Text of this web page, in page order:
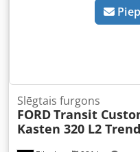
Slēgtais furgons
FORDTransit
Kasten 320 L2